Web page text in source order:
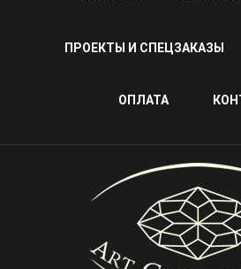
ПРОЕКТЫ И СПЕЦЗАКАЗЫ
ОПЛАТА